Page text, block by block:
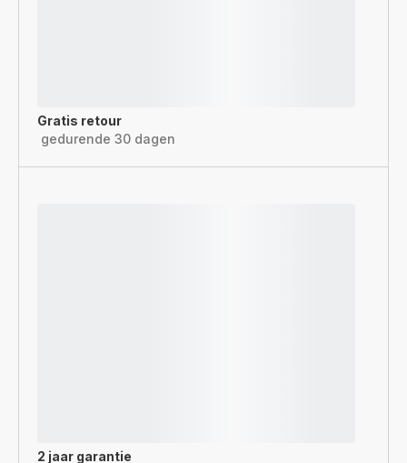
Gratis retour
gedurende 30 dagen
2 jaar garantie